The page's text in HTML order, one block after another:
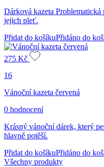
Dárková kazeta
jejich pleť.
Přidat do košíkuPřidáno do
275 Kč
16
Vánoční kazeta červená
0 hodnocení
Krásný vánoční dárek, který
hlavně potěší.
Přidat do košíkuPřidáno do
Všechny produkty